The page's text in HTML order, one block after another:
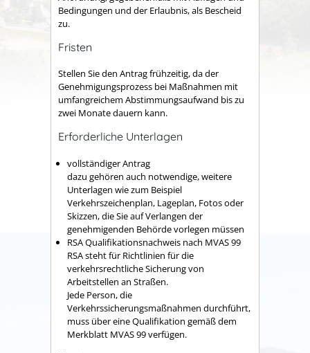
Bedingungen und der Erlaubnis, als Bescheid
zu.
Fristen
Stellen Sie den Antrag frühzeitig, da der
Genehmigungsprozess bei Maßnahmen mit
umfangreichem Abstimmungsaufwand bis zu
zwei Monate dauern kann.
Erforderliche Unterlagen
vollständiger Antrag
dazu gehören auch notwendige, weitere
Unterlagen wie zum Beispiel
Verkehrszeichenplan, Lageplan, Fotos oder
Skizzen, die Sie auf Verlangen der
genehmigenden Behörde vorlegen müssen
RSA Qualifikationsnachweis nach MVAS 99
RSA steht für Richtlinien für die
verkehrsrechtliche Sicherung von
Arbeitstellen an Straßen.
Jede Person, die
Verkehrssicherungsmaßnahmen durchführt,
muss über eine Qualifikation gemäß dem
Merkblatt MVAS 99 verfügen.